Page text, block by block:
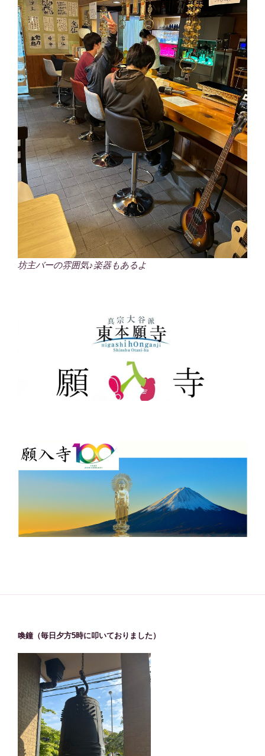
坊主バーの雰囲気♪楽器もあるよ
喚鐘（毎日夕方5時に叩いておりました）